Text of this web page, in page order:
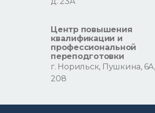
Центр повышения
квалификации и
профессиональной
переподготовки
г. Норильск, Пушкина,
208